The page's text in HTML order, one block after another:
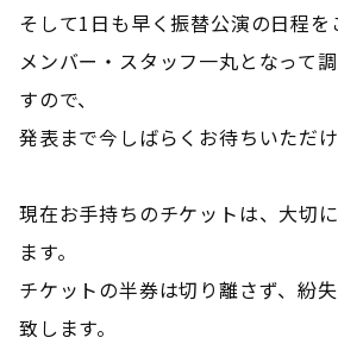
そして1日も早く振替公演の日程を
メンバー・スタッフ一丸となって
すので、
発表まで今しばらくお待ちいただけ
現在お手持ちのチケットは、大切
ます。
チケットの半券は切り離さず、紛
致します。